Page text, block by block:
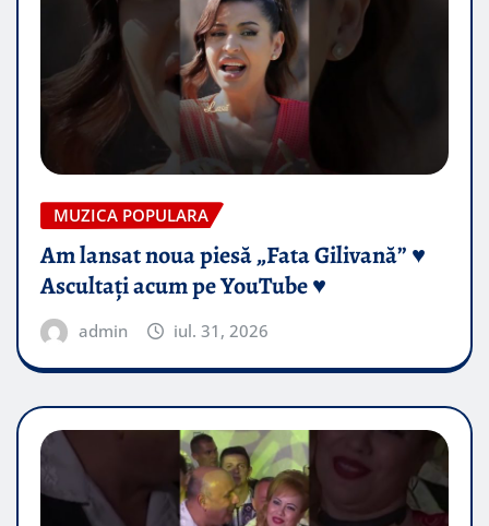
MUZICA POPULARA
Am lansat noua piesă „Fata Gilivană” ♥️
Ascultați acum pe YouTube ♥️
admin iul. 31, 2026